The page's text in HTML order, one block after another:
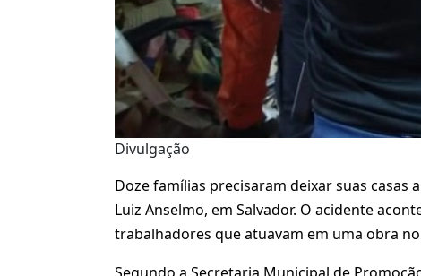
Divulgação
Doze famílias precisaram deixar suas
Luiz Anselmo, em Salvador. O acidente
trabalhadores que atuavam em uma obra